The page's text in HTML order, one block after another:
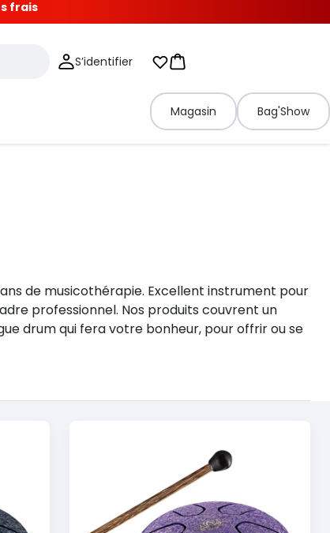
frais
S’identifier Mes listes d'envies
Panier
Magasin Bag'Show
de musicothérapie. Excellent instrument pour
professionnel. Nos produits couvrent un
drum qui fera votre bonheur, pour offrir ou se